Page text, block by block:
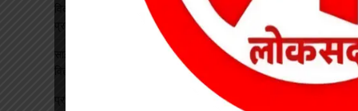
विकसित भारत रोजगार मिशन पर खारंग में एकदिवसीय प्रशिक्षण, जनपद
प्रतिनिधियों ने सीखी योजनाओं के प्रभावी क्रियान्वयन की बारीकियां
साइबर सुरक्षा एवं छात्र कानून जागरूकता कार्यक्रम आयोजित, प्रतिभावान
प्रधान पाठक पर हमला, स्कूल का चपरासी गिरफ्तार